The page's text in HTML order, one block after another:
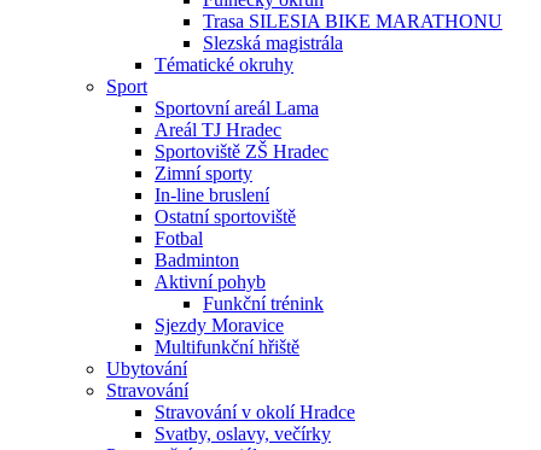
Trasa SILESIA BIKE MARATHONU
Slezská magistrála
Tématické okruhy
Sport
Sportovní areál Lama
Areál TJ Hradec
Sportoviště ZŠ Hradec
Zimní sporty
In-line bruslení
Ostatní sportoviště
Fotbal
Badminton
Aktivní pohyb
Funkční trénink
Sjezdy Moravice
Multifunkční hřiště
Ubytování
Stravování
Stravování v okolí Hradce
Svatby, oslavy, večírky